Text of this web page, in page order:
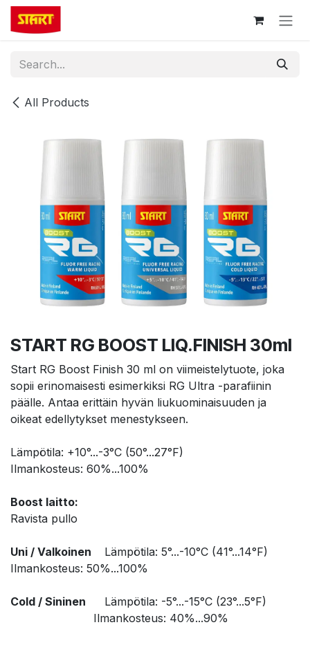
Skip to Content
All Products
START RG BOOST LIQ.FINISH 30ml
Start RG Boost Finish 30 ml on viimeistelytuote, joka
sopii erinomaisesti esimerkiksi RG Ultra -parafiinin
päälle. Antaa erittäin hyvän liukuominaisuuden ja
oikeat edellytykset menestykseen.
Lämpötila: +10°...-3°C (50°...27°F)
Ilmankosteus: 60%...100%
Boost laitto:
Ravista pullo
Uni / Valkoinen
​Lämpötila: 5°...-10°C (41°...14°F)
Ilmankosteus: 50%...100%
Cold / Sininen
Lämpötila: -5°...-15°C (23°...5°F)
​Ilmankosteus: 40%...90%